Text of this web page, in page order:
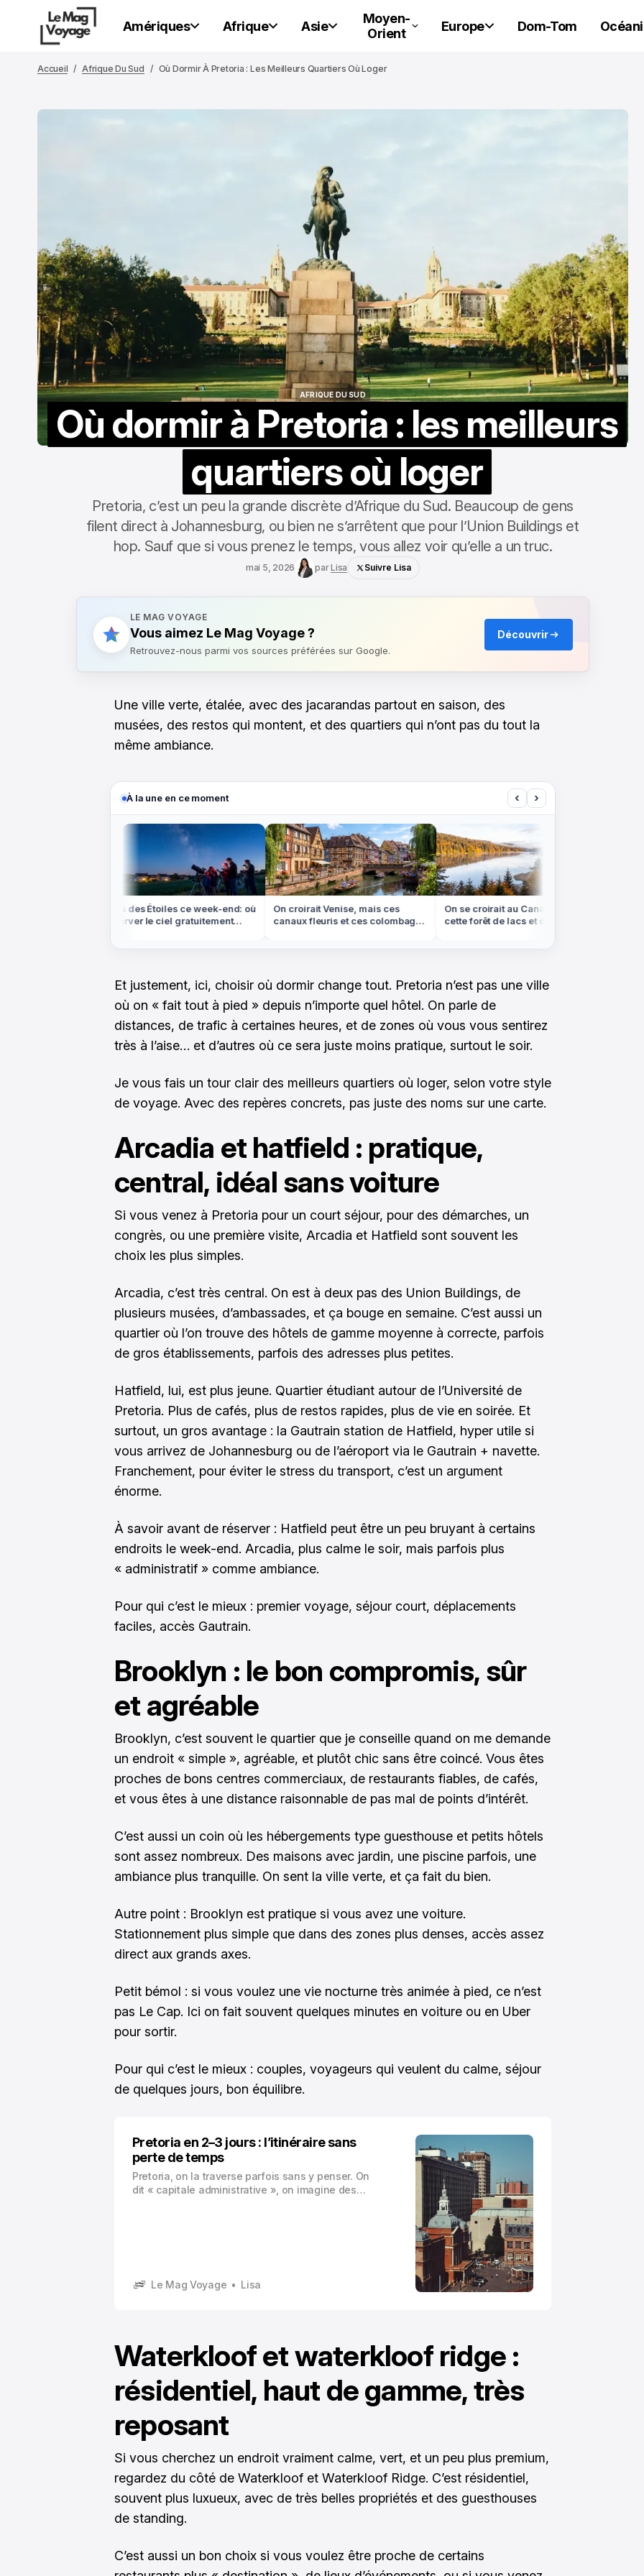
Amériques Afrique Asie
Moyen-
Orient
Europe Dom-Tom
Accueil Afrique Du Sud Où Dormir À Pretoria : Les Meilleurs Quartiers Où Loger
AFRIQUE DU SUD
Où dormir à Pretoria : les meilleurs
quartiers où loger
Pretoria, c’est un peu la grande discrète d’Afrique du Sud. Beaucoup de gens
filent direct à Johannesburg, ou bien ne s’arrêtent que pour l’Union Buildings et
hop. Sauf que si vous prenez le temps, vous allez voir qu’elle a un truc.
mai 5, 2026 parLisa Suivre Lisa
LE MAG VOYAGE
Vous aimez Le Mag Voyage ?
Retrouvez-nous parmi vos sources préférées sur Google.
Découvrir
Une ville verte, étalée, avec des jacarandas partout en saison, des
musées, des restos qui montent, et des quartiers qui n’ont pas du tout la
même ambiance.
À la une en ce moment ‹ ›
Nuits des Étoiles ce week-end: où
observer le ciel gratuitement
On croirait Venise, mais ces
canaux fleuris et ces colombages
On se croirait au Canada, mais
cette forêt de lacs et de sapins est
On se
Et justement, ici, choisir où dormir change tout. Pretoria n’est pas une ville
où on « fait tout à pied » depuis n’importe quel hôtel. On parle de
distances, de trafic à certaines heures, et de zones où vous vous sentirez
très à l’aise… et d’autres où ce sera juste moins pratique, surtout le soir.
Je vous fais un tour clair des meilleurs quartiers où loger, selon votre style
de voyage. Avec des repères concrets, pas juste des noms sur une carte.
Arcadia et hatfield : pratique,
central, idéal sans voiture
Si vous venez à Pretoria pour un court séjour, pour des démarches, un
congrès, ou une première visite, Arcadia et Hatfield sont souvent les
choix les plus simples.
Arcadia, c’est très central. On est à deux pas des Union Buildings, de
plusieurs musées, d’ambassades, et ça bouge en semaine. C’est aussi un
quartier où l’on trouve des hôtels de gamme moyenne à correcte, parfois
de gros établissements, parfois des adresses plus petites.
Hatfield, lui, est plus jeune. Quartier étudiant autour de l’Université de
Pretoria. Plus de cafés, plus de restos rapides, plus de vie en soirée. Et
surtout, un gros avantage : la Gautrain station de Hatfield, hyper utile si
vous arrivez de Johannesburg ou de l’aéroport via le Gautrain + navette.
Franchement, pour éviter le stress du transport, c’est un argument
énorme.
À savoir avant de réserver : Hatfield peut être un peu bruyant à certains
endroits le week-end. Arcadia, plus calme le soir, mais parfois plus
« administratif » comme ambiance.
Pour qui c’est le mieux : premier voyage, séjour court, déplacements
faciles, accès Gautrain.
Brooklyn : le bon compromis, sûr
et agréable
Brooklyn, c’est souvent le quartier que je conseille quand on me demande
un endroit « simple », agréable, et plutôt chic sans être coincé. Vous êtes
proches de bons centres commerciaux, de restaurants fiables, de cafés,
et vous êtes à une distance raisonnable de pas mal de points d’intérêt.
C’est aussi un coin où les hébergements type guesthouse et petits hôtels
sont assez nombreux. Des maisons avec jardin, une piscine parfois, une
ambiance plus tranquille. On sent la ville verte, et ça fait du bien.
Autre point : Brooklyn est pratique si vous avez une voiture.
Stationnement plus simple que dans des zones plus denses, accès assez
direct aux grands axes.
Petit bémol : si vous voulez une vie nocturne très animée à pied, ce n’est
pas Le Cap. Ici on fait souvent quelques minutes en voiture ou en Uber
pour sortir.
Pour qui c’est le mieux : couples, voyageurs qui veulent du calme, séjour
de quelques jours, bon équilibre.
Pretoria en 2–3 jours : l’itinéraire sans
perte de temps
Pretoria, on la traverse parfois sans y penser. On
dit « capitale administrative », on imagine des
Le Mag Voyage Lisa
Waterkloof et waterkloof ridge :
résidentiel, haut de gamme, très
reposant
Si vous cherchez un endroit vraiment calme, vert, et un peu plus premium,
regardez du côté de Waterkloof et Waterkloof Ridge. C’est résidentiel,
souvent plus luxueux, avec de très belles propriétés et des guesthouses
de standing.
C’est aussi un bon choix si vous voulez être proche de certains